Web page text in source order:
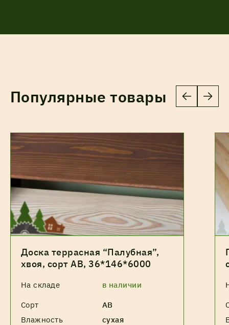
Популярные товары
Доска террасная “Палубная”,
хвоя, сорт АВ, 36*146*6000
На складе в наличии
Сорт
АВ
Влажность
сухая